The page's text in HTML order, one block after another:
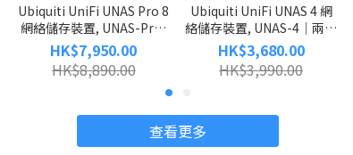
Ubiquiti UniFi UNAS Pro 8
網絡儲存裝置, UNAS-Pro-
8
HK$7,950.00
HK$8,890.00
Ubiquiti UniFi UNAS 4 網
絡儲存裝置, UNAS-4｜兩年
原廠保養｜免信用卡手續費
HK$3,680.00
HK$3,990.00
查看更多